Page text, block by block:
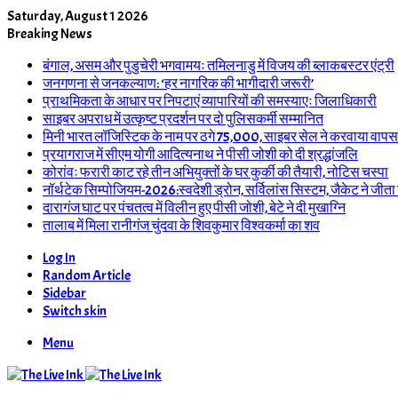
Saturday, August 1 2026
Breaking News
बंगाल, असम और पुडुचेरी भगवामयः तमिलनाडु में विजय की ब्लाकबस्टर एंट्री
जनगणना से जनकल्याण: ‘हर नागरिक की भागीदारी जरूरी’
प्राथमिकता के आधार पर निपटाएं व्यापारियों की समस्याएः जिलाधिकारी
साइबर अपराध में उत्कृष्ट प्रदर्शन पर दो पुलिसकर्मी सम्मानित
मिनी भारत लॉजिस्टिक के नाम पर ठगे 75,000, साइबर सेल ने करवाया वापस
प्रयागराज में सीएम योगी आदित्यनाथ ने पीसी जोशी को दी श्रद्धांजलि
कोरांवः फरारी काट रहे तीन अभियुक्तों के घर कुर्की की तैयारी, नोटिस चस्पा
नॉर्थटेक सिम्पोजियम-2026:स्वदेशी ड्रोन, सर्विलांस सिस्टम, जैकेट ने जीता
दारागंज घाट पर पंचतत्व में विलीन हुए पीसी जोशी, बेटे ने दी मुखाग्नि
तालाब में मिला रानीगंज चुंदवा के शिवकुमार विश्वकर्मा का शव
Log In
Random Article
Sidebar
Switch skin
Menu